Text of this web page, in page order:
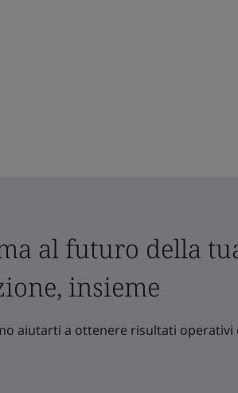
al futuro della
insieme
aiutarti a ottenere risultati operativi